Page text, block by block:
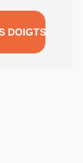
DOIGTS